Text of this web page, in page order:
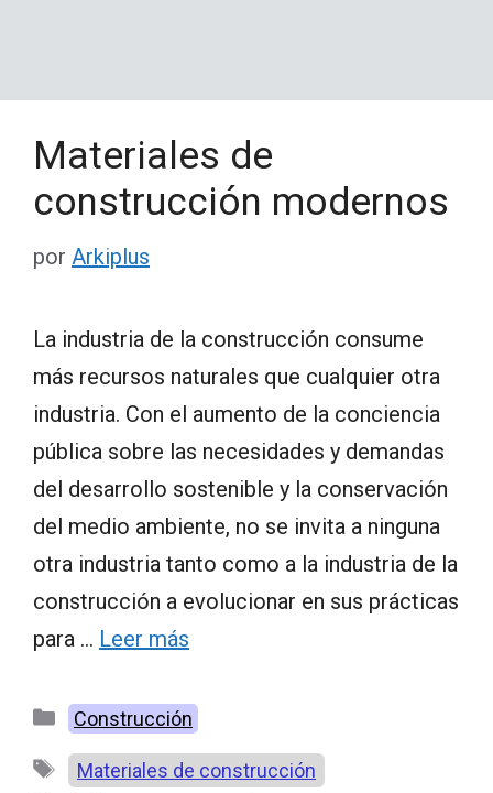
Materiales de
construcción modernos
por Arkiplus
La industria de la construcción consume
más recursos naturales que cualquier otra
industria. Con el aumento de la conciencia
pública sobre las necesidades y demandas
del desarrollo sostenible y la conservación
del medio ambiente, no se invita a ninguna
otra industria tanto como a la industria de la
construcción a evolucionar en sus prácticas
para … Leer más
Categorías
Construcción
Etiquetas
Materiales de construcción